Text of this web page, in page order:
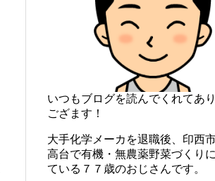
いつもブログを読んでくれてあ
ござます！
大手化学メーカを退職後、印西
高台で有機・無農薬野菜づくり
ている７７歳のおじさんです。